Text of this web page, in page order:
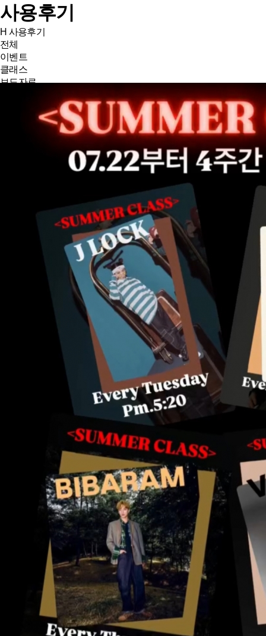
사용후기
H 사용후기
전체
이벤트
클래스
보도자료